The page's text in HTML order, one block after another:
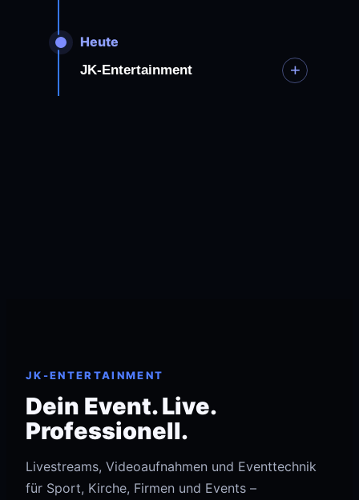
Heute
JK-Entertainment
+
JK-ENTERTAINMENT
Dein Event. Live.
Professionell.
Livestreams, Videoaufnahmen und Eventtechnik
für Sport, Kirche, Firmen und Events –